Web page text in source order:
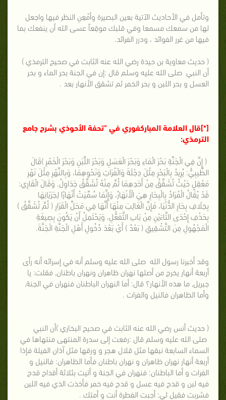
وتأمل في الأحاديث الآتية بعين البصيرة وأمْعِنِ النظر فيها واجعل
لها من سمعك مسمعا وفي قلبك موقِعاً عسى الله أن ينفعك بما
فيها من غرر الفوائد ، ودرر الفرائد.
( حديث معاوية بن حيدة رضي الله عنه الثابت في صحيح الترمذي )
أن النبي صلى الله عليه وسلم قال :إن في الجنة بحر الماء و بحر
العسل و بحر اللبن و بحر الخمر ثم تشقق الأنهار بعد .
[*]قال العلامة المباركفوري في "تحفة الأحوذي بشرح جامع
الترمذي:
( إِنَّ فِي الْجَنَّةِ بَحْرَ الْمَاءِ وَبَحْرَ الْعَسَلِ وَبَحْرَ اللَّبَنِ وَبَحْرَ الْخَمْرِ )قَالَ
الطِّيبِيُّ: يُرِيدُ بِالْبَحْرِ مِثْلَ دِجْلَةَ وَالْفُرَاتِ وَنَحْوِهِمَا، وَبِالنَّهْرِ مِثْلَ نَهْرِ
مَعْقِلٍ حَيْثُ تُشَقَّقُ مِنْ أَحَدِهِمَا ثُمَّ مِنْهُ تُشَقَّقُ جَدَاوِلُ. وَقَالَ الْقَارِي:
قَدْ يُقَالُ الْمُرَادُ بِالْبِحَارِ هِيَ الْأَنْهَارُ، وَإِنَّمَا سُمِّيَتْ أَنْهَارًا لِجَرَيَانِهَا
بِخِلَافِ بِحَارِ الدُّنْيَا، فَإِنَّ الْغَالِبَ مِنْهَا أَنَّهَا فِي مَحَلِّ الْقَرَارِ ( ثُمَّ تُشَقَّقُ )
بِحَذْفِ إِحْدَى التَّاءَيْنِ مِنْ بَابِ التَّفَعُّلِ، وَيَحْتَمِلُ أَنْ يَكُونَ بِصِيغَةِ
الْمَجْهُولِ مِنَ التَّشْقِيقِ ( بَعْدُ ) أَيْ بَعْدَ دُخُولِ أَهْلِ الْجَنَّةِ الْجَنَّةَ.
وقد أخبرنا رسول الله صلى الله عليه وسلم أنه في إسرائه أنه رأى
أربعة أنهار يخرج من أصلها نهران ظاهران ونهران باطنان, فقلت: يا
جبريل, ما هذه الأنهار؟ قال: أما النهران الباطنان فنهران في الجنة,
وأما الظاهران فالنيل والفرات .
( حديث أنس رضي الله عنه الثابت في صحيح البخاري )أن النبي
صلى الله عليه وسلم قال :رفعت إلى سدرة المنتهى منتهاها في
السماء السابعة نبقها مثل قلال هجر و ورقها مثل آذان الفيلة فإذا
أربعة أنهار نهران ظاهران و نهران باطنان فأما الظاهران: فالنيل و
الفرات و أما الباطنان: فنهران في الجنة و أتيت بثلاثة أقداح قدح
فيه لبن و قدح فيه عسل و قدح فيه خمر فأخذت الذي فيه اللبن
فشربت فقيل لي: أجبت الفطرة أنت و أمتك .